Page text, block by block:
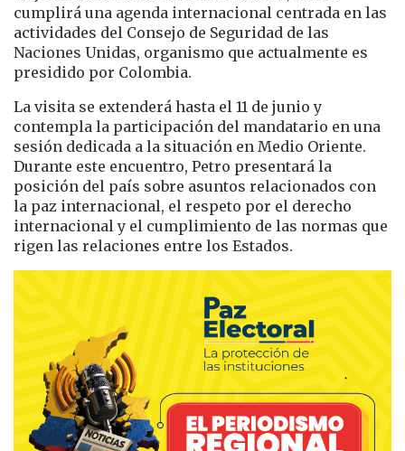
cumplirá una agenda internacional centrada en las
actividades del Consejo de Seguridad de las
Naciones Unidas, organismo que actualmente es
presidido por Colombia.
La visita se extenderá hasta el 11 de junio y
contempla la participación del mandatario en una
sesión dedicada a la situación en Medio Oriente.
Durante este encuentro, Petro presentará la
posición del país sobre asuntos relacionados con
la paz internacional, el respeto por el derecho
internacional y el cumplimiento de las normas que
rigen las relaciones entre los Estados.